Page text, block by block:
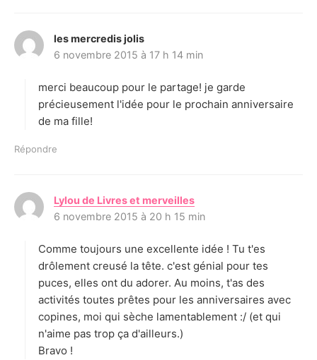
les mercredis jolis
i
:
6 novembre 2015 à 17 h 14 min
merci beaucoup pour le partage! je garde
précieusement l'idée pour le prochain anniversaire
de ma fille!
Répondre
Lylou de Livres et merveilles
i
:
6 novembre 2015 à 20 h 15 min
Comme toujours une excellente idée ! Tu t'es
drôlement creusé la tête. c'est génial pour tes
puces, elles ont du adorer. Au moins, t'as des
activités toutes prêtes pour les anniversaires avec
copines, moi qui sèche lamentablement :/ (et qui
n'aime pas trop ça d'ailleurs.)
Bravo !